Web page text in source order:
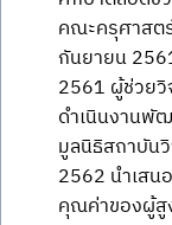
คณะครุศาสต
กันยายน
2561 ผู้ช่วยวิ
ดำเนินงานพั
มูลนิธิสถาบัน
2562 นำเสน
คุณค่าของผู้สู